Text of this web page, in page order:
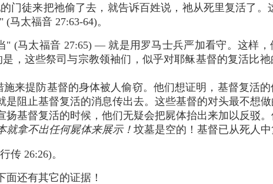
门徒来把祂偷了去，就告诉百姓说，祂从死里复活了。
太福音 27:63-64)。
" (马太福音 27:65) — 就是用罗马士兵严加看守。这样，
，这些祭司与宗教领袖们，似乎对耶稣基督的复活比
来提防基督的身体被人偷窃。他们想证明，基督复活
阻止基督复活的消息传出去。这些基督的对头最不想
基督复活的时候，他们无疑会把屍体抬出来加以反驳
就拿不出任何屍体来展示！ 坟墓是空的！基督已从死人中
传 26:26)。
还有其它的证据！